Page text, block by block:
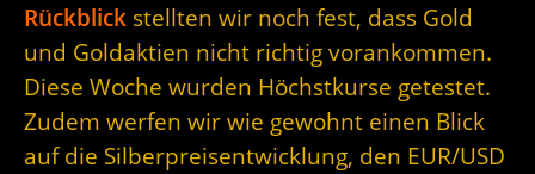
Rückblick stellten wir noch fest, dass Gold
und Goldaktien nicht richtig vorankommen.
Diese Woche wurden Höchstkurse getestet.
Zudem werfen wir wie gewohnt einen Blick
auf die Silberpreisentwicklung, den EUR/USD